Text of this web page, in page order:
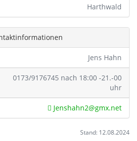
Harthwald
Jens Hahn
0173/9176745 nach 18:00 -21.-00
uhr
Jenshahn2@gmx.net
Stand: 12.08.2024